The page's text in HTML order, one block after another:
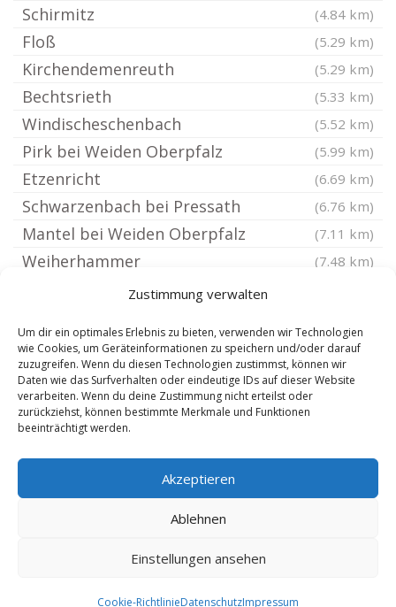
Zustimmung verwalten
Um dir ein optimales Erlebnis zu bieten, verwenden wir Technologien
wie Cookies, um Geräteinformationen zu speichern und/oder darauf
zuzugreifen. Wenn du diesen Technologien zustimmst, können wir
Daten wie das Surfverhalten oder eindeutige IDs auf dieser Website
verarbeiten. Wenn du deine Zustimmung nicht erteilst oder
zurückziehst, können bestimmte Merkmale und Funktionen
beeinträchtigt werden.
Akzeptieren
Ablehnen
Einstellungen ansehen
Cookie-RichtlinieDatenschutzImpressum
Schirmitz (4.84 km)
Floß (5.29 km)
Kirchendemenreuth (5.29 km)
Bechtsrieth (5.33 km)
Windischeschenbach (5.52 km)
Pirk bei Weiden Oberpfalz (5.99 km)
Etzenricht (6.69 km)
Schwarzenbach bei Pressath (6.76 km)
Mantel bei Weiden Oberpfalz (7.11 km)
Weiherhammer (7.48 km)
Flossenbürg (8.24 km)
Waldthurn (8.31 km)
Krummennaab
Leuchtenberg
Reuth bei Erbendorf
Copyright 2024-2025 by de-reisebuero.de |